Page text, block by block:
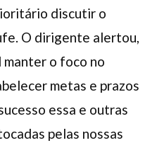
discutir o
O dirigente alertou,
manter o foco no
metas e prazos
essa e outras
pelas nossas